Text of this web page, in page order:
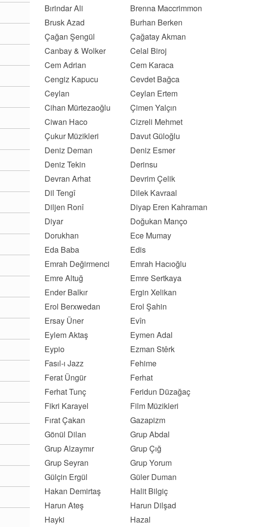
Bırindar Ali
Brenna Maccrimmon
Brusk Azad
Burhan Berken
Çağan Şengül
Çağatay Akman
Canbay & Wolker
Celal Biroj
Cem Adrian
Cem Karaca
Cengiz Kapucu
Cevdet Bağca
Ceylan
Ceylan Ertem
Cihan Mürtezaoğlu
Çimen Yalçın
Ciwan Haco
Cizreli Mehmet
Çukur Müzikleri
Davut Güloğlu
Deniz Deman
Deniz Esmer
Deniz Tekin
Derinsu
Devran Arhat
Devrim Çelik
Dil Tengî
Dilek Kavraal
Diljen Ronî
Diyap Eren Kahraman
Diyar
Doğukan Manço
Dorukhan
Ece Mumay
Eda Baba
Edis
Emrah Değirmenci
Emrah Hacıoğlu
Emre Altuğ
Emre Sertkaya
Ender Balkır
Ergin Xelikan
Erol Berxwedan
Erol Şahin
Ersay Üner
Evîn
Eylem Aktaş
Eymen Adal
Eypio
Ezman Stêrk
Fasıl-ı Jazz
Fehime
Ferat Üngür
Ferhat
Ferhat Tunç
Feridun Düzağaç
Fikri Karayel
Film Müzikleri
Fırat Çakan
Gazapizm
Gönül Dilan
Grup Abdal
Grup Alzaymır
Grup Çığ
Grup Seyran
Grup Yorum
Gülçin Ergül
Güler Duman
Hakan Demirtaş
Halit Bilgiç
Harun Ateş
Harun Dilşad
Hayki
Hazal